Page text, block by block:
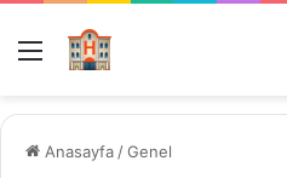
Menü
Anasayfa /Genel